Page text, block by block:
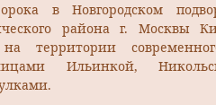
в Новгородском
района г. Москвы
территории
Ильинкой,